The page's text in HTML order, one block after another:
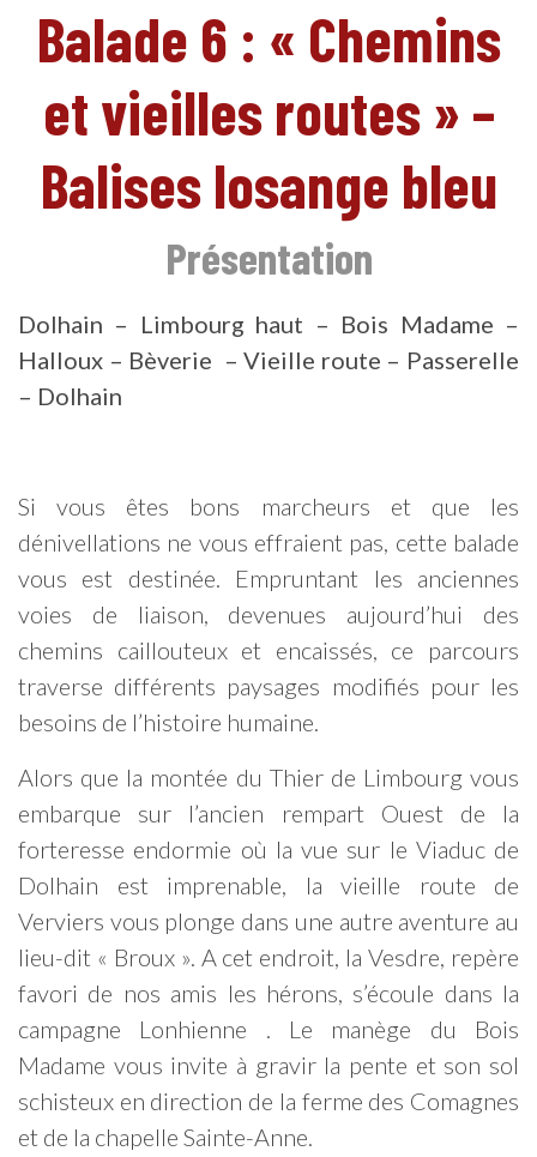
Balade 6 : « Chemins
et vieilles routes » –
Balises losange bleu
Présentation
Dolhain – Limbourg haut – Bois Madame –
Halloux – Bèverie –Vieille route – Passerelle
– Dolhain
Si vous êtes bons marcheurs et que les
dénivellations ne vous effraient pas, cette balade
vous est destinée. Empruntant les anciennes
voies de liaison, devenues aujourd’hui des
chemins caillouteux et encaissés, ce parcours
traverse différents paysages modifiés pour les
besoins de l’histoire humaine.
Alors que la montée du Thier de Limbourg vous
embarque sur l’ancien rempart Ouest de la
forteresse endormie où la vue sur le Viaduc de
Dolhain est imprenable, la vieille route de
Verviers vous plonge dans une autre aventure au
lieu-dit « Broux ». A cet endroit, la Vesdre, repère
favori de nos amis les hérons, s’écoule dans la
campagne Lonhienne . Le manège du Bois
Madame vous invite à gravir la pente et son sol
schisteux en direction de la ferme des Comagnes
et de la chapelle Sainte-Anne.